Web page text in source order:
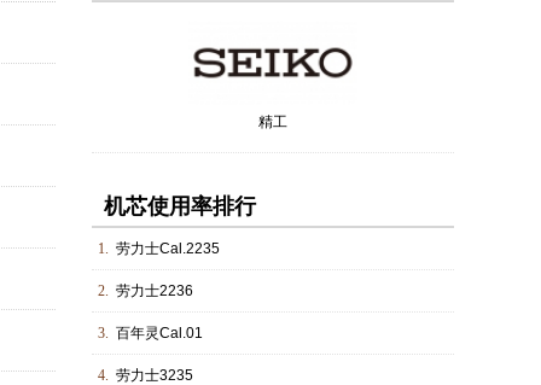
精工
机芯使用率排行
1. 劳力士Cal.2235
2. 劳力士2236
3. 百年灵Cal.01
4. 劳力士3235